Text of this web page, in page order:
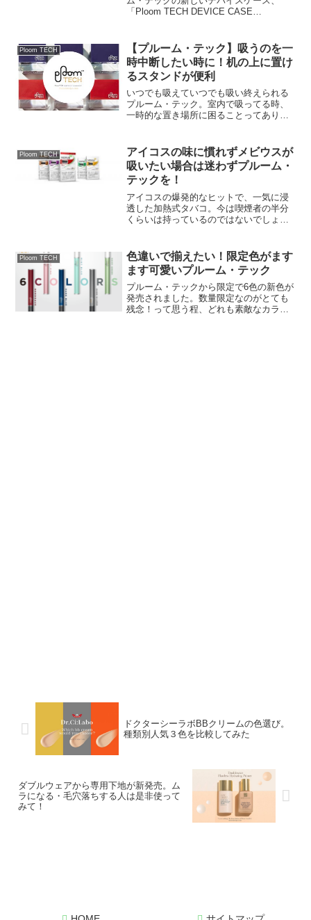
「Ploom TECH DEVICE CASE
ック本体をすっぽりおおって、本体を
繰...
Ploom TECH
【プルーム・テック】吸うのを一
時中断したい時に！机の上に置け
るスタンドが便利
いつでも吸えていつでも吸い終えられる
プルーム・テック。室内で吸ってる時、
一時的な置き場所に困ることってありま
ますよね。直置きは衛生面でなんかちょ
っとアレだし💧、ケースに...
Ploom TECH
アイコスの味に慣れずメビウスが
吸いたい場合は迷わずプルーム・
テックを！
アイコスの爆発的なヒットで、一気に浸
透した加熱式タバコ。今は喫煙者の半分
くらいは持っているのではないでしょう
入れました✨ビジュアルもオシャレなの
で、女性も持ちやすい...
Ploom TECH
色違いで揃えたい！限定色がます
ます可愛いプルーム・テック
プルーム・テックから限定で6色の新色が
発売されました。数量限定なのがとても
残念！って思う程、どれも素敵なカラー
ドクターシーラボBBクリームの色選び。
種類別人気３色を比較してみた
ダブルウェアから専用下地が新発売。ム
ラになる・毛穴落ちする人は是非使って
みて！